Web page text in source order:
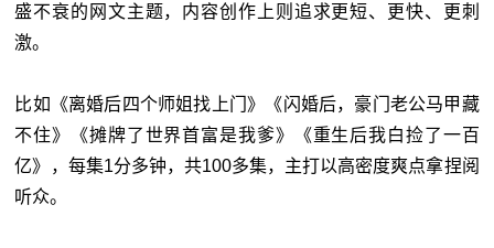
盛不衰的网文主题，内容创作上则追求更短、更快、更刺
激。
比如《离婚后四个师姐找上门》《闪婚后，豪门老公马甲藏
不住》《摊牌了世界首富是我爹》《重生后我白捡了一百
亿》，每集1分多钟，共100多集，主打以高密度爽点拿捏阅
听众。